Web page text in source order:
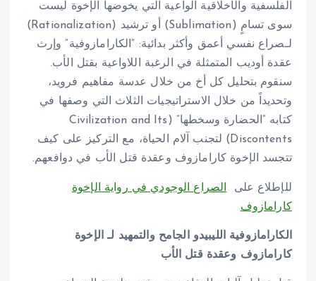
الفلسفية والأخلاقية الواعية التي يخوضها الإخوة ليست
سوى تسامٍ (Sublimation) أو ترشيد (Rationalization)
لـصراع نفسي أعمق وأكثر بدائية: “الكارامازوفية” وإرث
عقدة أوديب المتمثلة في الرغبة اللاواعية بقتل الأب.
سنقوم بتحليل كل أخ من خلال عدسة مفاهيم فرويد،
وتحديداً من خلال الاستراتيجيات الثلاث التي وصفها في
كتابه “الحضارة وسخطها” (Civilization and Its
Discontents) لتجنب آلام الحياة، مع التركيز على كيف
تتجسد الإخوة كارامازوف وعقدة قتل الأب في دوافعهم.
للإطلاع على
الصراع الوجودي في رواية الإخوة
كارامازوف
الكارامازوفية الليبيدو الجامح والتمهيد لـ الإخوة
كارامازوف وعقدة قتل الأب